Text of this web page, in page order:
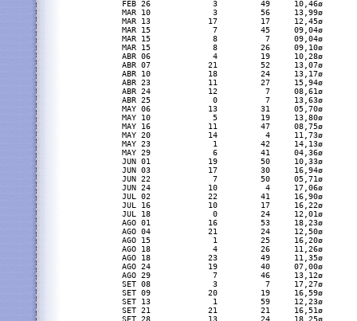
FEB 26             3         49     10,46ø
MAR 10             3         56     13,99ø
MAR 13            17         17     12,45ø
MAR 15             7         45     09,04ø
MAR 15             8          7     09,04ø
MAR 15             8         26     09,10ø
ABR 06             4         19     10,28ø
ABR 07            21         52     13,07ø
ABR 10            18         24     13,17ø
ABR 23            11         27     15,94ø
ABR 24            12          7     08,61ø
ABR 25             0          7     13,63ø
MAY 06            13         31     05,70ø
MAY 10             5         19     13,80ø
MAY 16            11         47     08,75ø
MAY 20            14          4     11,73ø
MAY 23             1         42     14,13ø
MAY 29             6         41     04,36ø
JUN 01            19         50     10,33ø
JUN 03            17         30     16,94ø
JUN 22             7         50     05,71ø
JUN 24            10          4     17,06ø
JUL 02            22         41     16,90ø
JUL 16            10         17     16,22ø
JUL 18             0         24     12,01ø
AGO 01            16         53     18,23ø
AGO 04            21         24     12,50ø
AGO 15             1         25     16,20ø
AGO 18             4         26     11,26ø
AGO 18            23         49     11,35ø
AGO 24            19         40     07,00ø
AGO 29             7         46     13,12ø
SET 08             3          7     17,27ø
SET 09            20         19     16,59ø
SET 13             1         59     12,23ø
SET 21            21         21     16,51ø
SET 28            13         24     18,25ø